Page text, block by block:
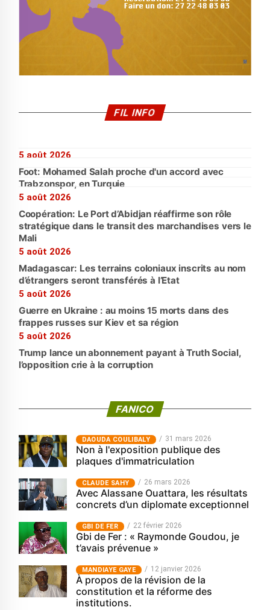
FIL INFO
5 août 2026
Foot: Mohamed Salah proche d'un accord avec
Trabzonspor, en Turquie
5 août 2026
Coopération: Le Port d’Abidjan réaffirme son rôle
stratégique dans le transit des marchandises vers le
Mali
5 août 2026
Madagascar: Les terrains coloniaux inscrits au nom
d’étrangers seront transférés à l’Etat
5 août 2026
Guerre en Ukraine : au moins 15 morts dans des
frappes russes sur Kiev et sa région
5 août 2026
Trump lance un abonnement payant à Truth Social,
l’opposition crie à la corruption
FANICO
‎DAOUDA COULIBALY 31 mars 2026
Non à l'exposition publique des
plaques d'immatriculation
CLAUDE SAHY 26 mars 2026
Avec Alassane Ouattara, les résultats
concrets d’un diplomate exceptionnel
GBI DE FER 22 février 2026
Gbi de Fer : « Raymonde Goudou, je
t’avais prévenue »
MANDIAYE GAYE 12 janvier 2026
À propos de la révision de la
constitution et la réforme des
institutions.